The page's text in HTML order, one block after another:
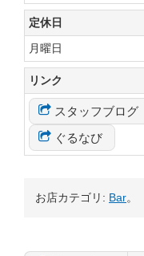
定休日
月曜日
リンク
スタッフブログ
ぐるなび
お店カテゴリ: Bar。